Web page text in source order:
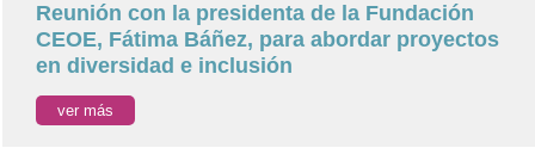
Reunión con la presidenta de la Fundación
CEOE, Fátima Báñez, para abordar proyectos
en diversidad e inclusión
ver más